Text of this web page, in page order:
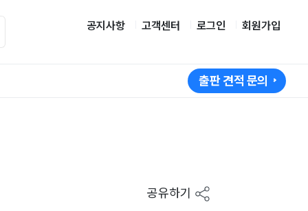
공지사항 고객센터 로그인 회원가입
출판 견적 문의
공유하기